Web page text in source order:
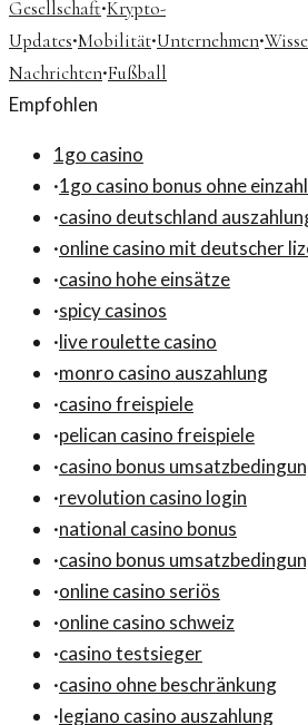
Gesellschaft·Krypto-
Updates·Mobilität·Unternehmen·
Nachrichten·Fußball
Empfohlen
1go casino
·1go casino bonus ohne
·casino deutschland
·online casino mit deutscher
·casino hohe einsätze
·spicy casinos
·live roulette casino
·monro casino auszahlung
·casino freispiele
·pelican casino freispiele
·casino bonus
·revolution casino login
·national casino bonus
·casino bonus
·online casino seriös
·online casino schweiz
·casino testsieger
·casino ohne beschränkung
·legiano casino auszahlung